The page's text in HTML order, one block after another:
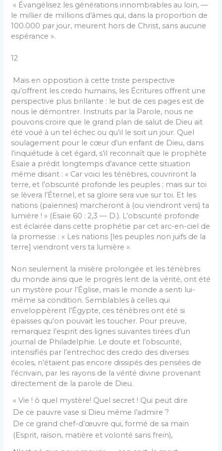
« Évangélisez les générations innombrables au loin, —
le millier de millions d’âmes qui, dans la proportion de
100.000 par jour, meurent hors de Christ, sans aucune
espérance ».
12
Mais en opposition à cette triste perspective
qu’offrent les credo humains, les Écritures offrent une
perspective plus brillante : le but de ces pages est de
nous le démontrer. Instruits par la Parole, nous ne
pouvons croire que le grand plan de salut de Dieu ait
été voué à un tel échec ou qu’il le soit un jour. Quel
soulagement pour le cœur d’un enfant de Dieu, dans
l’inquiétude à cet égard, s’il reconnaît que le prophète
Esaïe a prédit longtemps d’avance cette situation
même disant : « Car voici les ténèbres, couvriront la
terre, et l’obscurité profonde les peuples ; mais sur toi
se lèvera l’Éternel, et sa gloire sera vue sur toi. Et les
nations (païennes) marcheront à (ou viendront vers) ta
lumière ! » (Esaïe 60 : 2,3 — D.). L’obscurité profonde
est éclairée dans cette prophétie par cet arc-en-ciel de
la promesse : « Les nations [les peuples non juifs de la
terre] viendront vers ta lumière ».
Non seulement la misère prolongée et les ténèbres
du monde ainsi que le progrès lent de la vérité, ont été
un mystère pour l’Église, mais le monde a senti lui-
même sa condition. Semblables à celles qui
enveloppèrent l’Égypte, ces ténèbres ont été si
épaisses qu’on pouvait les toucher. Pour preuve,
remarquez l’esprit des lignes suivantes tirées d’un
journal de Philadelphie. Le doute et l’obscurité,
intensifiés par l’entrechoc des credo des diverses
écoles, n’étaient pas encore dissipés des pensées de
l’écrivain, par les rayons de la vérité divine provenant
directement de la parole de Dieu.
« Vie ! ô quel mystère! Quel secret ! Qui peut dire
De ce pauvre vase si Dieu même l’admire ?
De ce grand chef-d’œuvre qui, formé de sa main
(Esprit, raison, matière et volonté sans frein),